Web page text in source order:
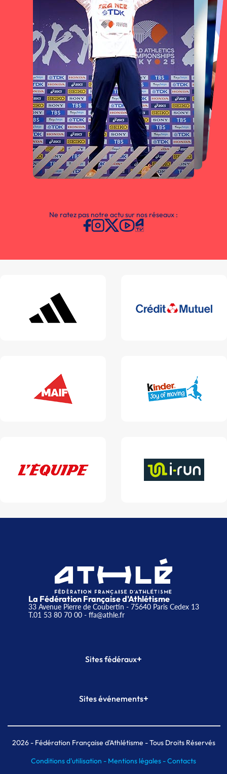
Ne ratez pas notre actu sur nos réseaux :
La Fédération Française d'Athlétisme
33 Avenue Pierre de Coubertin - 75640 Paris Cedex 13
T.01 53 80 70 00- ffa@athle.fr
Sites fédéraux+
Plateforme Formation
Sites événements+
Meeting de Paris indoor
MAIF Ekiden de Paris
2026- Fédération Française d'Athlétisme - Tous Droits Réservés
Conditions d'utilisation - Mentions légales -Contacts